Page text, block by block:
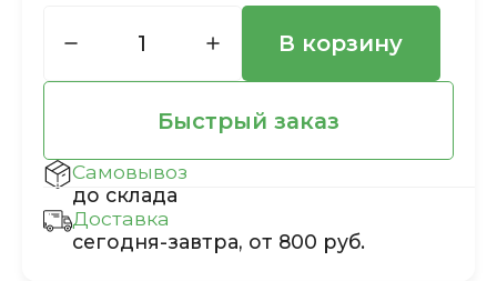
В корзину
Быстрый заказ
Самовывоз
до склада
Доставка
сегодня-завтра, от 800 руб.